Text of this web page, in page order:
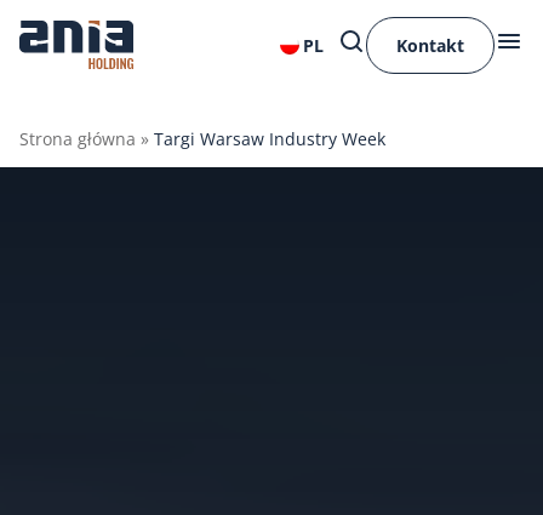
PL Kontakt
Strona główna » Targi Warsaw Industry Week